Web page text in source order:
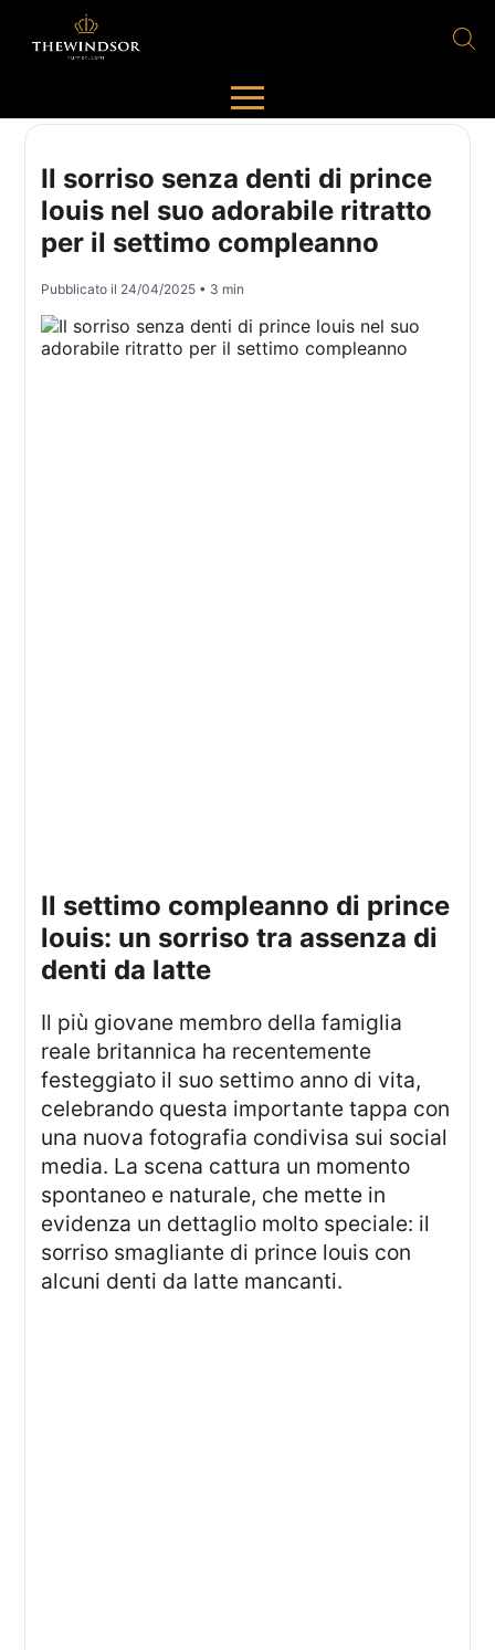
Il sorriso senza denti di prince
louis nel suo adorabile ritratto
per il settimo compleanno
Pubblicato il 24/04/2025 • 3 min
il settimo compleanno di prince
louis: un sorriso tra assenza di
denti da latte
Il più giovane membro della famiglia
reale britannica ha recentemente
festeggiato il suo settimo anno di vita,
celebrando questa importante tappa con
una nuova fotografia condivisa sui social
media. La scena cattura un momento
spontaneo e naturale, che mette in
evidenza un dettaglio molto speciale: il
sorriso smagliante di prince louis con
alcuni denti da latte mancanti.